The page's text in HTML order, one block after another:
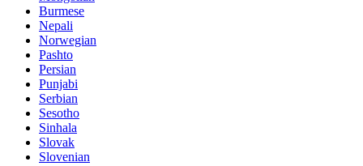
Burmese
Nepali
Norwegian
Pashto
Persian
Punjabi
Serbian
Sesotho
Sinhala
Slovak
Slovenian